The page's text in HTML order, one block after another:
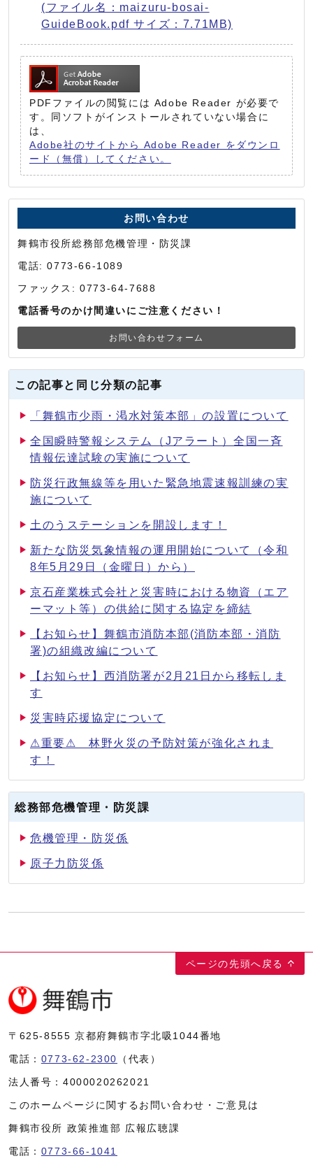
(ファイル名：maizuru-bosai-
GuideBook.pdf サイズ：7.71MB)
PDFファイルの閲覧には Adobe Reader が必要で
す。同ソフトがインストールされていない場合に
は、
Adobe社のサイトから Adobe Reader をダウンロ
ード（無償）してください。
お問い合わせ
舞鶴市役所総務部危機管理・防災課
電話: 0773-66-1089
ファックス: 0773-64-7688
電話番号のかけ間違いにご注意ください！
お問い合わせフォーム
この記事と同じ分類の記事
「舞鶴市少雨・渇水対策本部」の設置について
全国瞬時警報システム（Jアラート）全国一斉
情報伝達試験の実施について
防災行政無線等を用いた緊急地震速報訓練の実
施について
土のうステーションを開設します！
新たな防災気象情報の運用開始について（令和
8年5月29日（金曜日）から）
京石産業株式会社と災害時における物資（エア
ーマット等）の供給に関する協定を締結
【お知らせ】舞鶴市消防本部(消防本部・消防
署)の組織改編について
【お知らせ】西消防署が2月21日から移転しま
す
災害時応援協定について
⚠重要⚠ 林野火災の予防対策が強化されま
す！
総務部危機管理・防災課
危機管理・防災係
原子力防災係
ページの先頭へ戻る
〒625-8555 京都府舞鶴市字北吸1044番地
電話： 0773-62-2300 （代表）
法人番号： 4000020262021
このホームページに関するお問い合わせ・ご意見は
舞鶴市役所 政策推進部 広報広聴課
電話： 0773-66-1041